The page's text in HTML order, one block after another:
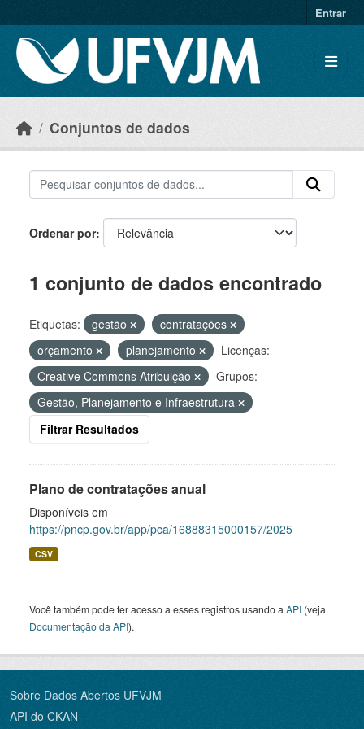
Entrar
Conjuntos de dados
Ordenar por
1 conjunto de dados encontrado
Etiquetas: gestão
contratações
orçamento
planejamento
Licenças:
Creative Commons Atribuição
Grupos:
Gestão, Planejamento e Infraestrutura
Filtrar Resultados
Plano de contratações anual
Disponíveis em
https://pncp.gov.br/app/pca/16888315000157/2025
CSV
Você também pode ter acesso a esses registros usando a API (veja
Documentação da API).
Sobre Dados Abertos UFVJM
API do CKAN